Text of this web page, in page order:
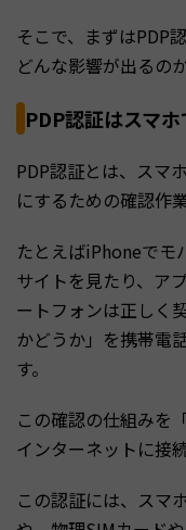
そこで、まずはPDP
どんな影響が出るの
PDP認証はスマ
PDP認証とは、スマ
にするための確認作
たとえばiPhoneでモ
サイトを見たり、ア
ートフォンは正しく
かどうか」を携帯電
す。
この確認の仕組みを
インターネットに接
この認証には、スマ